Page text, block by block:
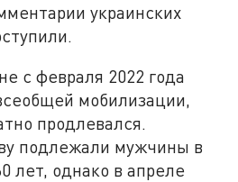
украинских
с февраля 2022 года
мобилизации,
продлевался.
подлежали мужчины в
лет, однако в апреле